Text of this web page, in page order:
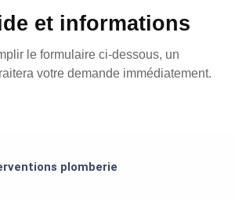
et informations
le formulaire ci-dessous, un
votre demande immédiatement.
plomberie